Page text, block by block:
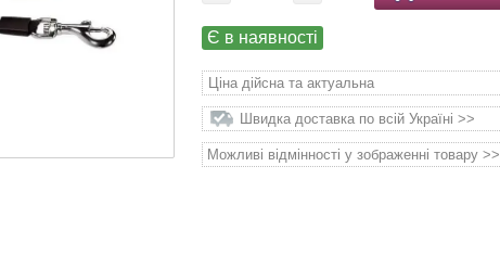
Є в наявності
Ціна дійсна та актуальна
Швидка доставка по всій Україні >>
Можливі відмінності у зображенні товару >>